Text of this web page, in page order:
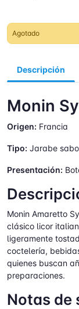
Agotado
Descripción
Monin
Origen: Francia
Tipo: Jarabe
Presentación:
Monin Amaretto
clásico licor
ligeramente
coctelería,
quienes buscan
preparaciones.
Notas de